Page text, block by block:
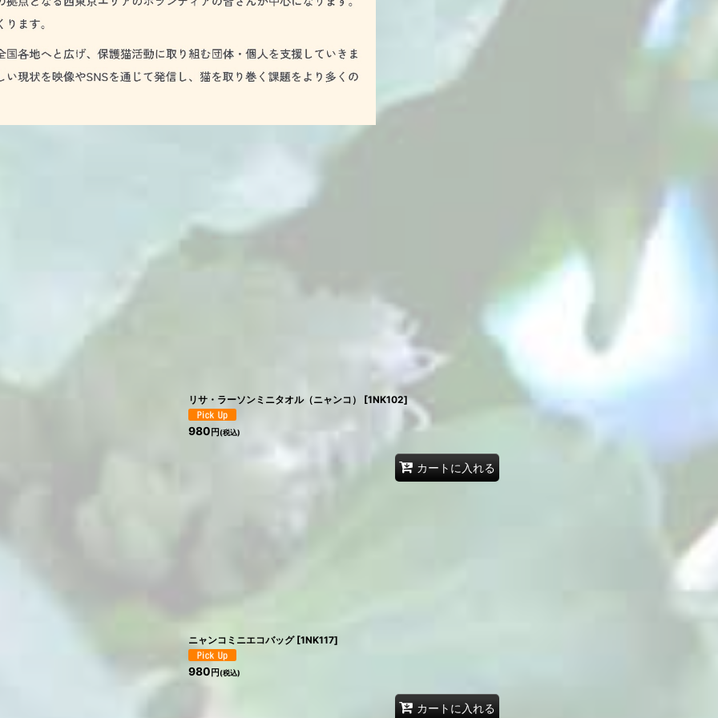
リサ・ラーソンミニタオル（ニャンコ） [1NK102]
980 円(税込)
カートに入れる
ニャンコミニエコバッグ [1NK117]
980 円(税込)
カートに入れる